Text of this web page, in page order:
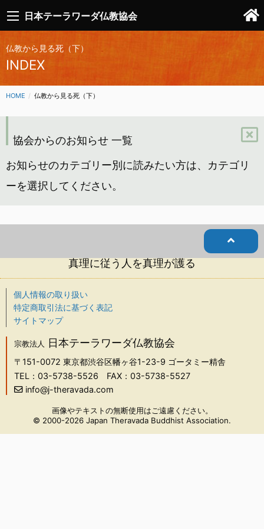
日本テーラワーダ仏教協会
仏教から見る死（下）
INDEX
HOME CURRENT:
仏教から見る死（下）
協会からのお知らせ 一覧
お知らせのカテゴリー別に読みたい方は、カテゴリ
ーを選択してください。
真理に従う人を真理が護る
個人情報の取り扱い
特定商取引法に基づく表記
サイトマップ
宗教法人 日本テーラワーダ仏教協会
〒151-0072 東京都渋谷区幡ヶ谷1-23-9 ゴータミー精舎
TEL：03-5738-5526 FAX：03-5738-5527
info@j-theravada.com
画像やテキストの無断使用はご遠慮ください。
© 2000-2026 Japan Theravada Buddhist Association.